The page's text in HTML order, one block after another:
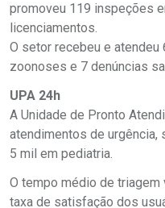
promoveu 119 inspeções
licenciamentos.
O setor recebeu e atendeu
zoonoses e 7 denúncias
UPA 24h
A Unidade de Pronto
atendimentos de urgência,
5 mil em pediatria.
O tempo médio de triagem
taxa de satisfação dos